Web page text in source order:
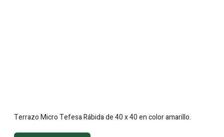
Terrazo Micro Tefesa Rábida de 40 x 40 en color amarillo.